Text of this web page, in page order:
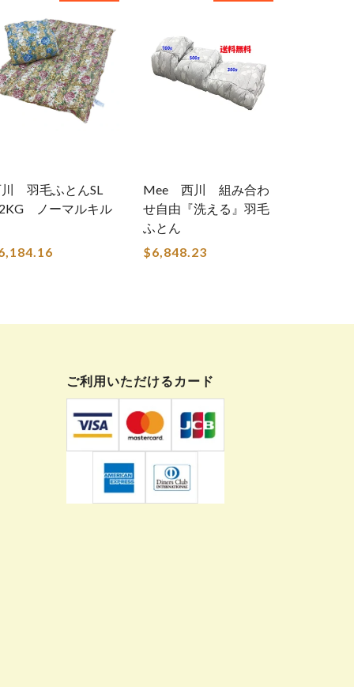
川 羽毛ふとんSL
ノーマルキル
Mee 西川 組み合わ
せ自由『洗える』羽毛
ふとん
$6,848.23
ご利用いただけるカード